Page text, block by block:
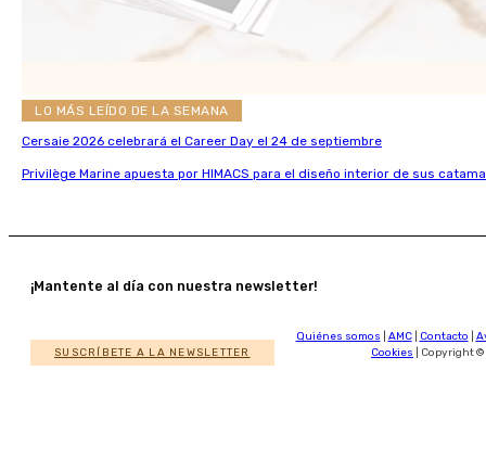
LO MÁS LEÍDO DE LA SEMANA
Cersaie 2026 celebrará el Career Day el 24 de septiembre
Privilège Marine apuesta por HIMACS para el diseño interior de sus
¡Mantente al día con nuestra newsletter!
SUSCRÍBETE A LA NEWSLETTER
Quiénes somos AMC| Contacto
Cookies | Copyright